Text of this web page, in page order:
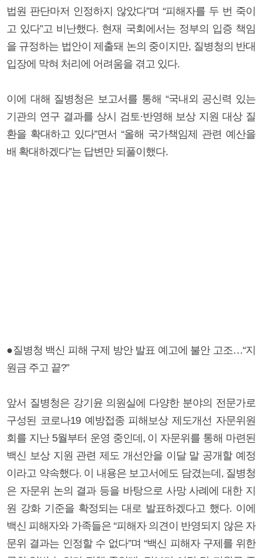
법원 판단마저 인정하지 않았다”며 “피해자를 두 번 죽이
고 있다”고 비난했다. 현재 국회에서는 정부의 입증 책임
을 규정하는 법안이 제출돼 논의 중이지만, 질병청의 반대
입장에 막혀 처리에 어려움을 겪고 있다.
이에 대해 질병청은 보고서를 통해 “국내외 공신력 있는
기관의 연구 결과를 상시 검토·반영해 보상 지원 대상 질
환을 확대하고 있다”면서 “올해 국가책임제 관련 예산을
배 확대하겠다”는 답변만 되풀이했다.
●질병청 백신 피해 구제 방안 발표 예고에 불안 고조…“지
원금 주고 끝?”
앞서 질병청은 강기윤 의원실에 다양한 분야의 전문가로
구성된 코로나19 예방접종 피해보상 제도개선 자문위원
회를 지난 5월부터 운영 중인데, 이 자문위를 통해 마련된
백신 보상 지원 관련 제도 개선안을 이달 말 공개할 예정
이라고 약속했다. 이 내용은 보고서에도 담겼는데, 질병청
은 자문위 논의 결과 등을 바탕으로 사망 사례에 대한 지
원 강화 기준을 확정되는 대로 발표하겠다고 했다. 이에
백신 피해자와 가족들은 “피해자 의견이 반영되지 않은 자
문위 결과는 인정할 수 없다”며 “백신 피해자 구제를 위한